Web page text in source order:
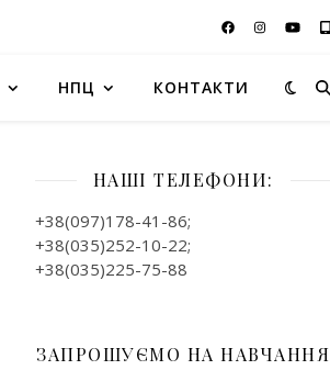
НПЦ КОНТАКТИ
НАШІ ТЕЛЕФОНИ:
+38(097)178-41-86;
+38(035)252-10-22;
+38(035)225-75-88
ЗАПРОШУЄМО НА НАВЧАННЯ